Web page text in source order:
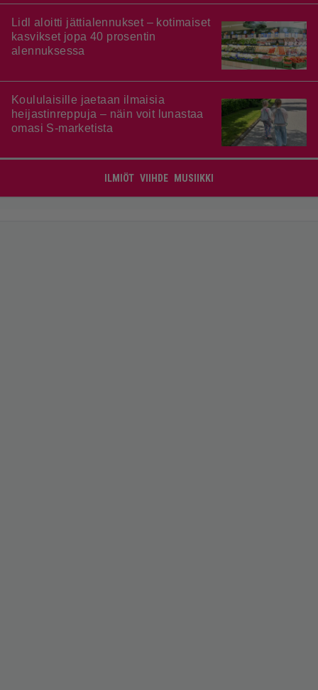
Lidl aloitti jättialennukset – kotimaiset
kasvikset jopa 40 prosentin
alennuksessa
Koululaisille jaetaan ilmaisia
heijastinreppuja – näin voit lunastaa
omasi S-marketista
ILMIÖT VIIHDE MUSIIKKI